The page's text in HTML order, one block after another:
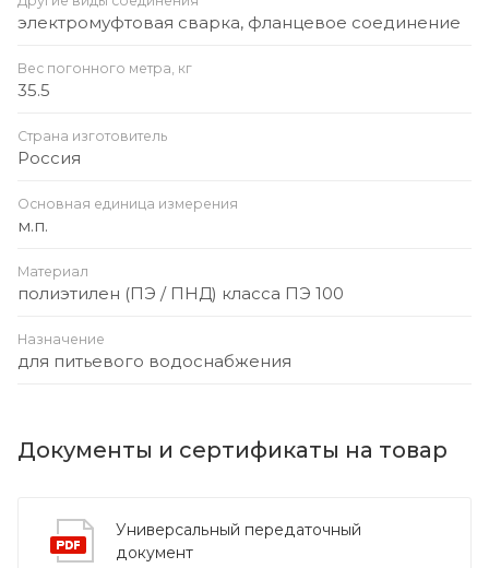
электромуфтовая сварка, фланцевое соединение
Вес погонного метра, кг
35.5
Страна изготовитель
Россия
Основная единица измерения
м.п.
Материал
полиэтилен (ПЭ / ПНД) класса ПЭ 100
Назначение
для питьевого водоснабжения
Документы и сертификаты на товар
Универсальный передаточный
документ